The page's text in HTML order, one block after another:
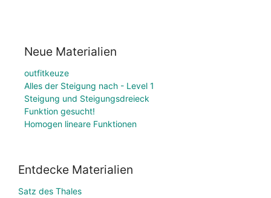
Neue Materialien
outfitkeuze
Alles der Steigung nach - Level 1
Steigung und Steigungsdreieck
Funktion gesucht!
Homogen lineare Funktionen
Entdecke Materialien
Satz des Thales